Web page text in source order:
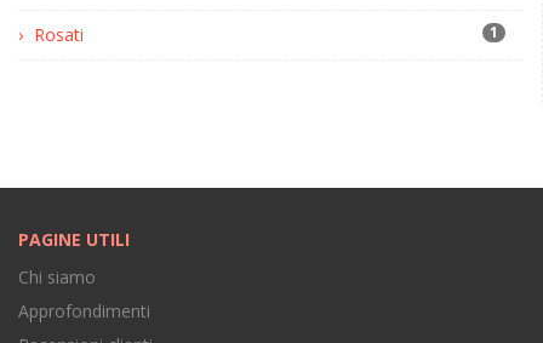
Rosati 1
PAGINE UTILI
Chi siamo
Approfondimenti